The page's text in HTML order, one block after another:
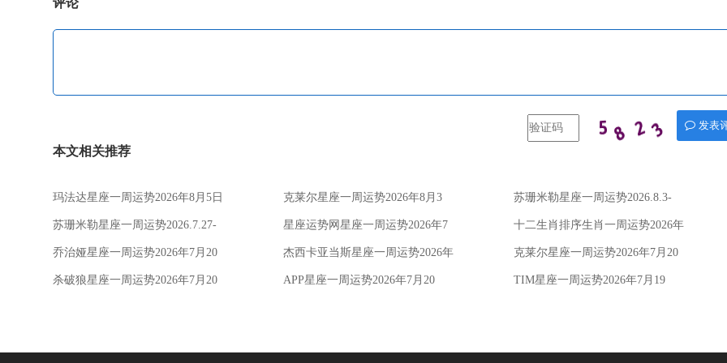
发表
本文相关推荐
玛法达星座一周运势2026年8月5日
至11日
克莱尔星座一周运势2026年8月3
日-9日
苏珊米勒星座一周运势2026.8.3-
8.9
苏珊米勒星座一周运势2026.7.27-
8.2
星座运势网星座一周运势2026年7
月27日 - 8月2日
十二生肖排序生肖一周运势2026年
7月27日—8月2日
乔治娅星座一周运势2026年7月20
日-26日
杰西卡亚当斯星座一周运势2026年
7月20日-26日
克莱尔星座一周运势2026年7月20
日-26日
杀破狼星座一周运势2026年7月20
APP星座一周运势2026年7月20
TIM星座一周运势2026年7月19